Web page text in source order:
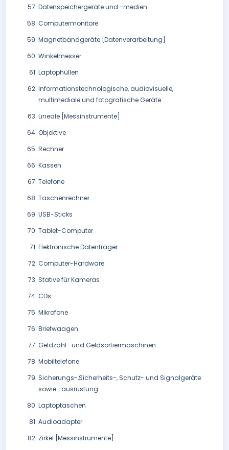
Datenspeichergeräte und -medien
Computermonitore
Magnetbandgeräte [Datenverarbeitung]
Winkelmesser
Laptophüllen
Informationstechnologische, audiovisuelle,
multimediale und fotografische Geräte
Lineale [Messinstrumente]
Objektive
Rechner
Kassen
Telefone
Taschenrechner
USB-Sticks
Tablet-Computer
Elektronische Datenträger
Computer-Hardware
Stative für Kameras
CDs
Mikrofone
Briefwaagen
Geldzähl- und Geldsortiermaschinen
Mobiltelefone
Sicherungs-,Sicherheits-, Schutz- und Signalgeräte
sowie -ausrüstung
Laptoptaschen
Audioadapter
Zirkel [Messinstrumente]